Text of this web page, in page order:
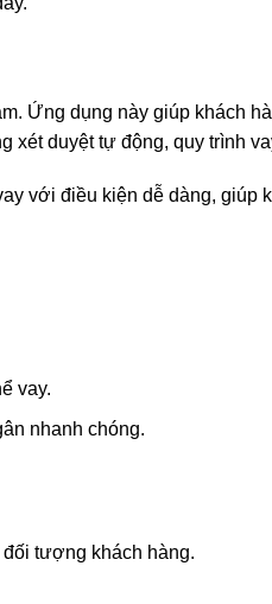
Ứng dụng này giúp khách
xét duyệt tự động, quy trình
với điều kiện dễ dàng, giúp
vay.
nhanh chóng.
tượng khách hàng.